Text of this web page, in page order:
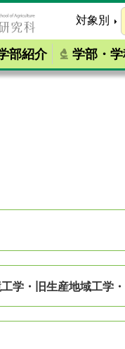
対象別
部紹介 学部・
学・旧生産地域工学・